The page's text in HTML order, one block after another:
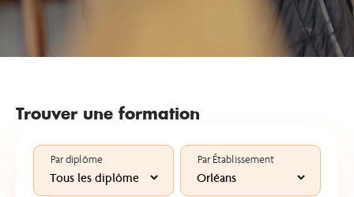
Trouver une formation
Par diplôme Par Établissement